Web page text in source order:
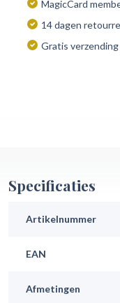
MagicCard
14 dagen
Gratis
Specificaties
Artikelnummer
EAN
Afmetingen